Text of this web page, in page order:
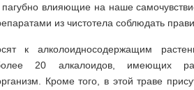
пагубно влияющие на наше
из чистотела соблюдать
к алколоидносодержащим
20 алкалоидов, имеющих
Кроме того, в этой траве